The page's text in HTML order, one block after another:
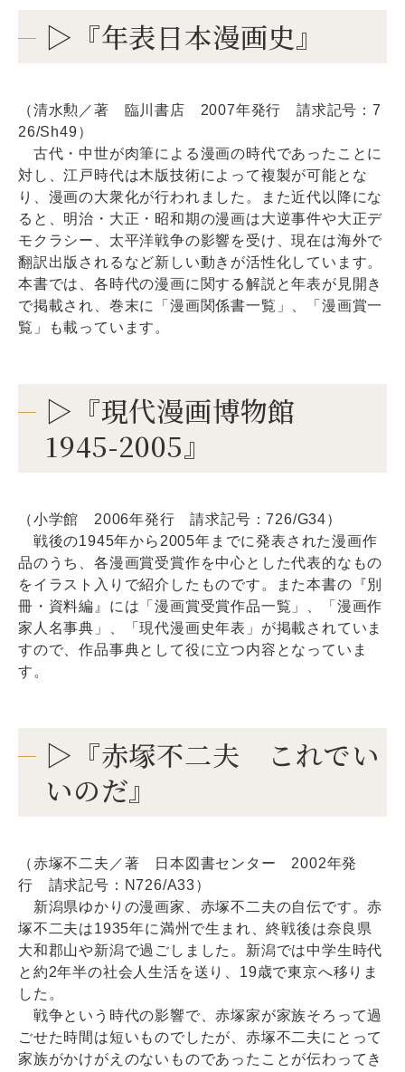
▷『年表日本漫画史』
（清水勲／著 臨川書店 2007年発行 請求記号：7
26/Sh49）
古代・中世が肉筆による漫画の時代であったことに
対し、江戸時代は木版技術によって複製が可能とな
り、漫画の大衆化が行われました。また近代以降にな
ると、明治・大正・昭和期の漫画は大逆事件や大正デ
モクラシー、太平洋戦争の影響を受け、現在は海外で
翻訳出版されるなど新しい動きが活性化しています。
本書では、各時代の漫画に関する解説と年表が見開き
で掲載され、巻末に「漫画関係書一覧」、「漫画賞一
覧」も載っています。
▷『現代漫画博物館
1945-2005』
（小学館 2006年発行 請求記号：726/G34）
戦後の1945年から2005年までに発表された漫画作
品のうち、各漫画賞受賞作を中心とした代表的なもの
をイラスト入りで紹介したものです。また本書の『別
冊・資料編』には「漫画賞受賞作品一覧」、「漫画作
家人名事典」、「現代漫画史年表」が掲載されていま
すので、作品事典として役に立つ内容となっていま
す。
▷『赤塚不二夫 これでい
いのだ』
（赤塚不二夫／著 日本図書センター 2002年発
行 請求記号：N726/A33）
新潟県ゆかりの漫画家、赤塚不二夫の自伝です。赤
塚不二夫は1935年に満州で生まれ、終戦後は奈良県
大和郡山や新潟で過ごしました。新潟では中学生時代
と約2年半の社会人生活を送り、19歳で東京へ移りま
した。
戦争という時代の影響で、赤塚家が家族そろって過
ごせた時間は短いものでしたが、赤塚不二夫にとって
家族がかけがえのないものであったことが伝わってき